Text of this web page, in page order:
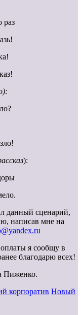
раз
):
данный сценарий,
написав мне на
я сообщу в
благодарю всех!
Пиженко.
корпоратив Новый